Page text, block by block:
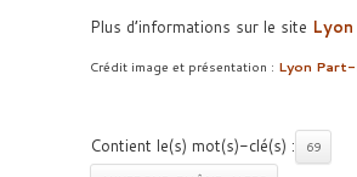
Plus d’informations sur le site
Crédit image et présentation : Lyon
Contient le(s) mot(s)-clé(s) :
69